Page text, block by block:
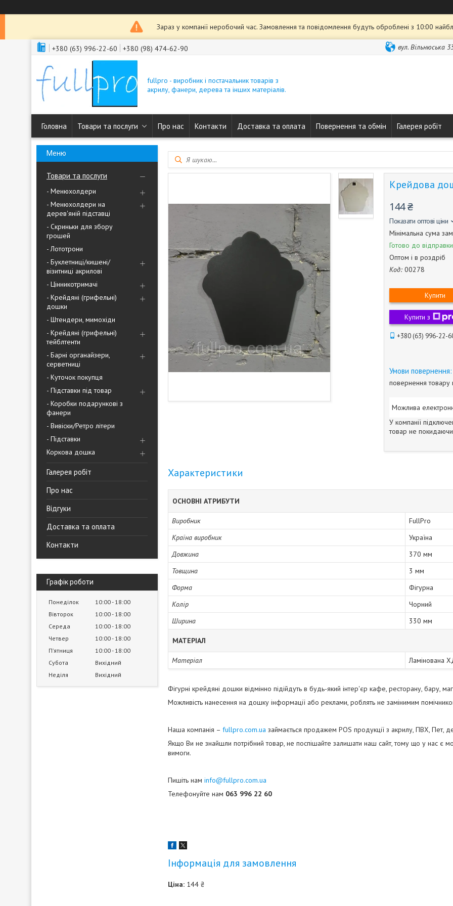
Зараз у компанії неробочий час. Замовлення та повідомлення будуть оброблені з 10:00
+380 (63) 996-22-60 +380 (98) 474-62-90 вул. Вільнюська
fullpro - виробник і постачальник товарів з
акрилу, фанери, дерева та інших матеріалів.
Головна Товари та послуги Про нас Контакти Доставка та оплата Повернення та обмін Галерея робіт
Товари та послуги
- Менюхолдери
- Менюхолдери на
дерев'яній підставці
- Скриньки для збору
грошей
- Лототрони
- Буклетниці/кишені/
візитниці акрилові
- Цінникотримачі
- Крейдяні (грифельні)
дошки
- Штендери, мимохіди
- Крейдяні (грифельні)
тейблтенти
- Барні органайзери,
серветниці
- Куточок покупця
- Підставки під товар
- Коробки подарункові з
фанери
- Вивіски/Ретро літери
- Підставки
Коркова дошка
Галерея робіт
Про нас
Відгуки
Доставка та оплата
Контакти
Графік роботи
Понеділок 10:00 18:00
Вівторок
10:00 18:00
Середа
10:00 18:00
Четвер
10:00 18:00
Пʼятниця
10:00 18:00
Субота
Вихідний
Неділя
Вихідний
Крейдова
144 ₴
Показати оптові ціни
Мінімальна сума
Готово до відправки
Оптом і в роздріб
Код: 00278
Купити
Купити з
+380 (63) 996-22-
повернення
У компанії
товар не покидаючи
Характеристики
ОСНОВНІ АТРИБУТИ
Виробник
FullPro
Країна виробник
Україна
Довжина
370 мм
Товщина
3 мм
Форма
Фігурна
Колір
Чорний
Ширина
330 мм
МАТЕРІАЛ
Матеріал Ламінована
Фігурні крейдяні дошки відмінно підійдуть в будь-який інтер'єр кафе, ресторану, бару,
Можливість нанесення на дошку інформації або реклами, роблять не замінимим
Наша компанія – fullpro.com.ua займається продажем POS продукції з акрилу, ПВХ, Пет,
Якщо Ви не знайшли потрібний товар, не поспішайте залишати наш сайт, тому що у нас є
вимоги.
Пишіть нам info@fullpro.com.ua
Телефонуйте нам 063 996 22 60
Інформація для замовлення
Ціна: 144 ₴